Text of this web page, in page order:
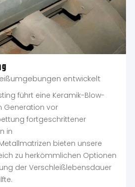
entwickelt
führt eine Keramik-Blow-
Generation vor
fortgeschrittener
in
bieten unsere
zu herkömmlichen Optionen
der Verschleißlebensdauer